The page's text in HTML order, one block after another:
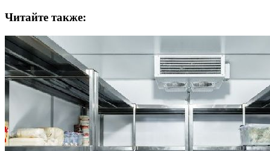
Читайте также: